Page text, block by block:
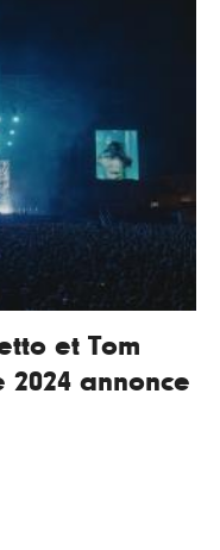
et Tom
annonce